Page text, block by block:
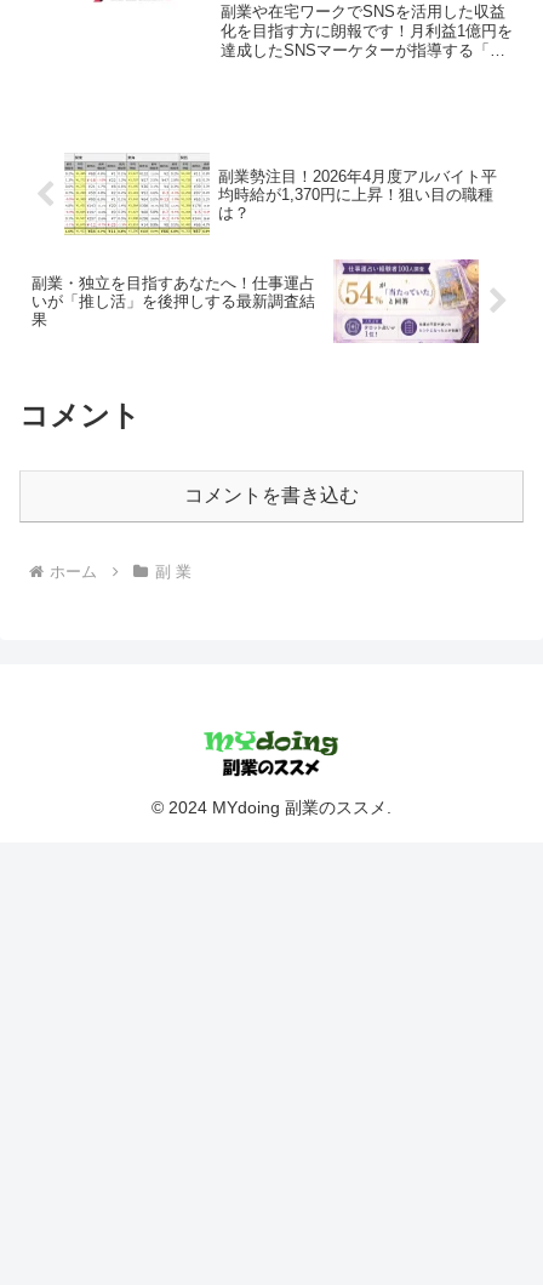
副業や在宅ワークでSNSを活用した収益
化を目指す方に朗報です！月利益1億円を
達成したSNSマーケターが指導する「万
副業勢注目！2026年4月度アルバイト平
均時給が1,370円に上昇！狙い目の職種
は？
副業・独立を目指すあなたへ！仕事運占
いが「推し活」を後押しする最新調査結
果
コメント
コメントを書き込む
ホーム 副 業
© 2024 MYdoing 副業のススメ.